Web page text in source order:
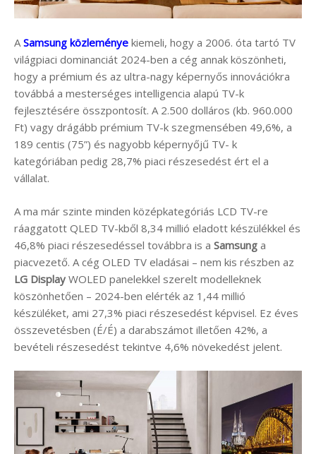
ASamsung közleménye kiemeli, hogy a 2006. óta tartó TV
világpiaci dominanciát 2024-ben a cég annak köszönheti,
hogy a prémium és az ultra-nagy képernyős innovációkra
továbbá a mesterséges intelligencia alapú TV-k
fejlesztésére összpontosít. A 2.500 dolláros (kb. 960.000
Ft) vagy drágább prémium TV-k szegmensében 49,6%, a
189 centis (75”) és nagyobb képernyőjű TV- k
kategóriában pedig 28,7% piaci részesedést ért el a
vállalat.
A ma már szinte minden középkategóriás LCD TV-re
ráaggatott QLED TV-kből 8,34 millió eladott készülékkel és
46,8% piaci részesedéssel továbbra is a Samsung a
piacvezető. A cég OLED TV eladásai – nem kis részben az
LG Display WOLED panelekkel szerelt modelleknek
köszönhetően – 2024-ben elérték az 1,44 millió
készüléket, ami 27,3% piaci részesedést képvisel. Ez éves
összevetésben (É/É) a darabszámot illetően 42%, a
bevételi részesedést tekintve 4,6% növekedést jelent.